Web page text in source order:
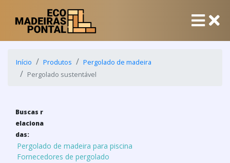
Início Produtos
Pergolado de madeira
Pergolado sustentável
Buscas r
elaciona
das:
Pergolado de madeira para piscina
Fornecedores de pergolado